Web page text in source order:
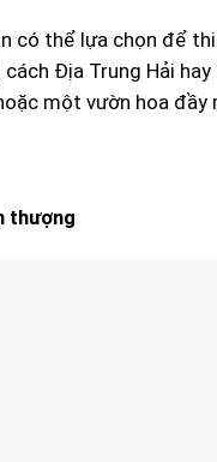
có thể lựa chọn để
cách Địa Trung Hải
một vườn hoa
thượng